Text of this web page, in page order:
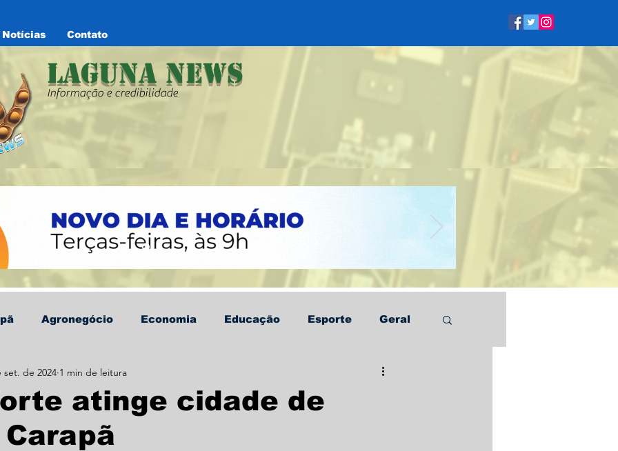
Notícias Contato
Laguna News
Informação e credibilidade
Agronegócio Economia Educação Esporte Geral
Informe Publicitário
atinge cidade de
set. de 2024 1 min de leitura